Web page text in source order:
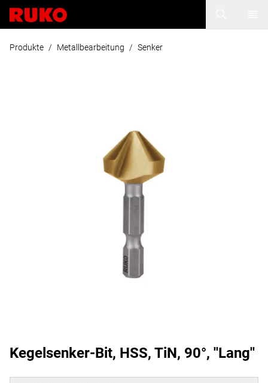
Produkte / Metallbearbeitung / Senker
Kegelsenker-Bit, HSS, TiN, 90°, ''Lang''